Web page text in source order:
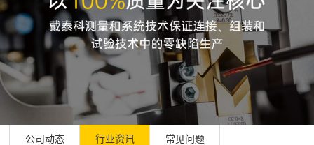
公司动态 行业资讯 常见问题